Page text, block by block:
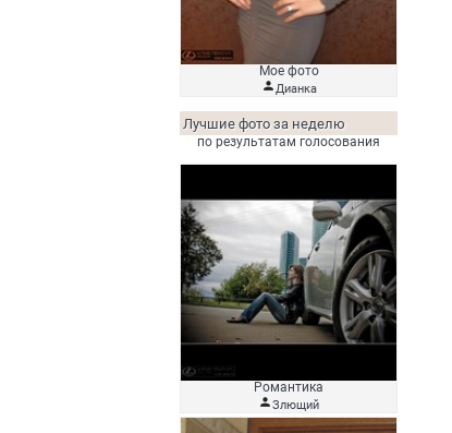
Мое фото
Дианка
Лучшие фото за неделю
по результатам голосования
Романтика
Злющий